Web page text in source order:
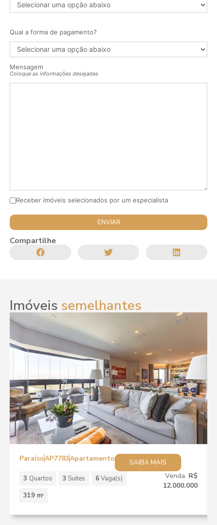
Qual a forma de pagamento?
Mensagem
Coloque as informações desejadas
Receber imóveis selecionados por um especialista
Compartilhe
Imóveis semelhantes
ParaísoAP7783Apartamento
SAIBA MAIS
3 Quartos 3 Suites 6Vaga(s)
319 m2
Venda: R$
12.000.000